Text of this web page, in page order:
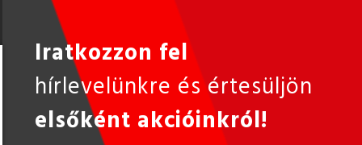
Iratkozzon fel
hírlevelünkre és értesüljön
elsőként akcióinkról!